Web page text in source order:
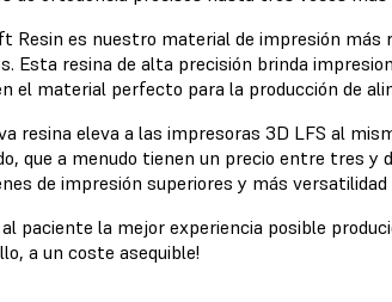
Resin es nuestro material de impresión más
Esta resina de alta precisión brinda
el material perfecto para la producción de
resina eleva a las impresoras 3D LFS al
que a menudo tienen un precio entre tres y
de impresión superiores y más
paciente la mejor experiencia posible
a un coste asequible!